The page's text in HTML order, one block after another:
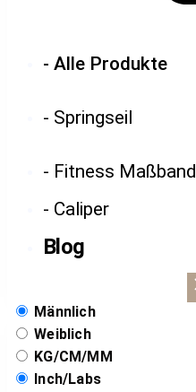
- Alle Produkte
- Springseil
- Fitness Maßband
- Caliper
Blog
Männlich
Weiblich
KG/CM/MM
Inch/Labs